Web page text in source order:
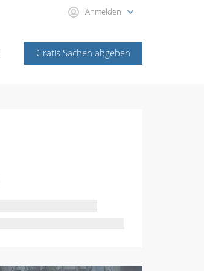
Anmelden
Gratis Sachen abgeben